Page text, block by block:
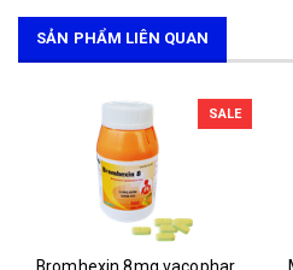
SẢN PHẨM LIÊN QUAN
SALE